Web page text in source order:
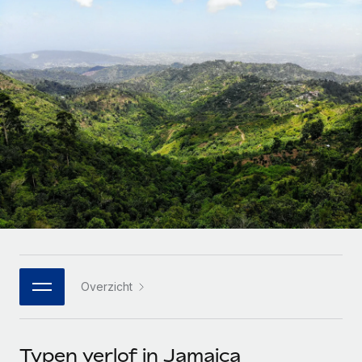
Zzp'ers internationaal onboarden en beheren
Ingewikkelde HR-taken eenvoudig uitbesteden
INFRASTRUCTUUR
Remote Embedded
HR naadloos in workflows integreren
Platform
Ingebouwde essentiële HR-functies voor je team
Integraties
Start-ups
Flexibele global HR en payroll solutions voor groeiende
bedrijven
Mid-market
Teams uitbreiden met HR solutions op maat
Enterprise
Global HR voor grote bedrijven
WERK MET ONS SAMEN
Strategische technologiepartners
Een partner worden
internationale zzp'ers
LEREN MET REMOTE
Onderzoek en gidsen
Casestudy's
HR-woordenlijst
Checklists en templates
Webinars
Français
Deutsch
Español
Italiano
Português (Portugal)
日本語
한국어
Overzicht
Typen verlof in Jamaica